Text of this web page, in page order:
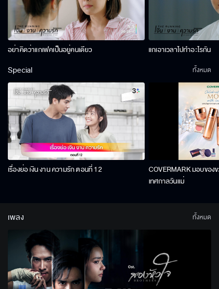
อย่าคิดว่าแกเฟคเป็นอยู่คนเดียว แกเอาเวลาไปทำอะไรกัน
Special
เรื่องย่อ เงิน งาน ความรัก ตอนที่ 12
COVERMARK มอบขอ
เทศกาลวันแม่
ทั้งหมด
เพลง ทั้งหมด